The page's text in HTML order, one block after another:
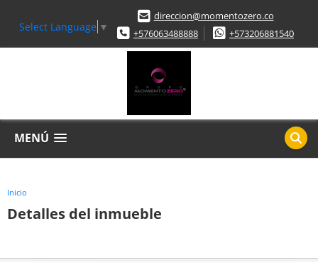
Select Language ▼
direccion@momentozero.co
+576063488888
+573206881540
MENÚ
Inicio
Detalles del inmueble